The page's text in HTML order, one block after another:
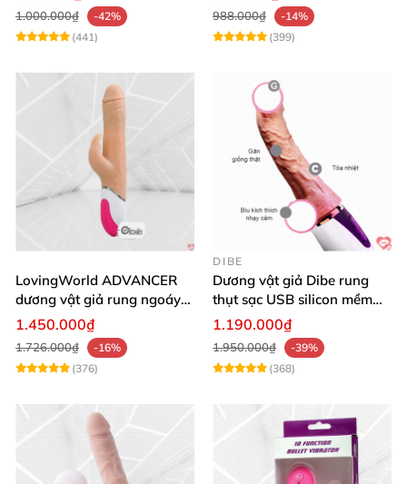
1.000.000₫
-42%
(441)
988.000₫
-14%
(399)
LovingWorld ADVANCER
dương vật giả rung ngoáy
thụt 7 chế độ
1.450.000₫
1.726.000₫
-16%
(376)
DIBE
Dương vật giả Dibe rung
thụt sạc USB silicon mềm
mại thật
1.190.000₫
1.950.000₫
-39%
(368)